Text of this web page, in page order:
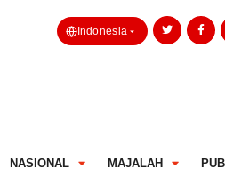
Indonesia
NASIONAL MAJALAH